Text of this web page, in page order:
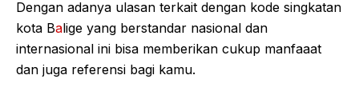
Dengan adanya ulasan terkait dengan kode singkatan
kota Balige yang berstandar nasional dan
internasional ini bisa memberikan cukup manfaaat
dan juga referensi bagi kamu.